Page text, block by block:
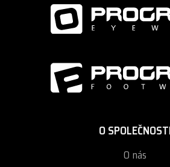
Pevné pouzdro, které maximálně chrání
poškrábánímje součástí balení.
Chcete vědět víc?
- 100% UV ochrana
O
O nás